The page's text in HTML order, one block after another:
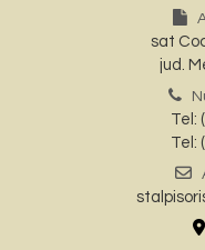
sat
jud.
Tel:
Tel: